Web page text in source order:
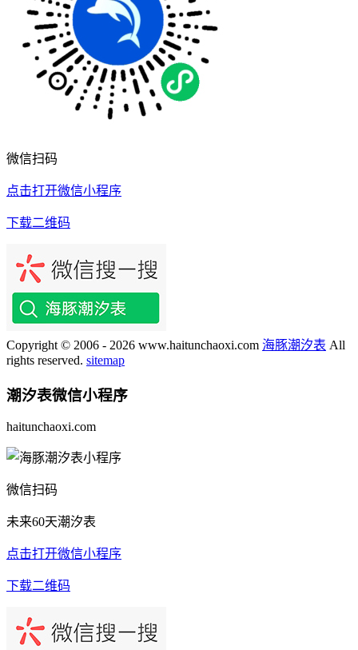
微信扫码
点击打开微信小程序
下载二维码
Copyright © 2006 - 2026 www.haitunchaoxi.com 海豚潮汐表 All
rights reserved. sitemap
潮汐表微信小程序
haitunchaoxi.com
微信扫码
未来60天潮汐表
点击打开微信小程序
下载二维码